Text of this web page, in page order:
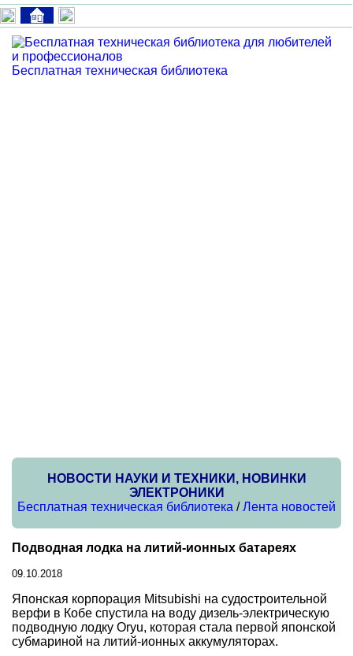
Бесплатная техническая библиотека
НОВОСТИ НАУКИ И ТЕХНИКИ, НОВИНКИ
ЭЛЕКТРОНИКИ
Бесплатная техническая библиотека /Лента новостей
Подводная лодка на литий-ионных батареях
09.10.2018
Японская корпорация Mitsubishi на судостроительной
верфи в Кобе спустила на воду дизель-электрическую
подводную лодку Oryu, которая стала первой японской
субмариной на литий-ионных аккумуляторах.